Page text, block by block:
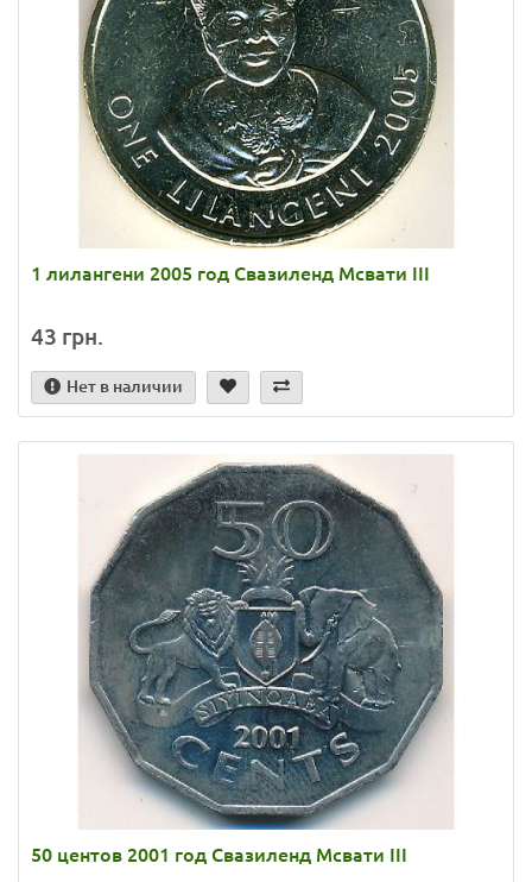
1 лилангени 2005 год Свазиленд Мсвати III
43 грн.
Нет в наличии
50 центов 2001 год Свазиленд Мсвати III